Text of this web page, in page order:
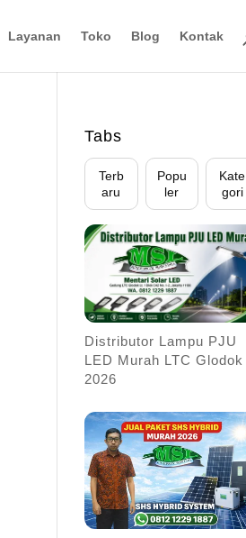
Layanan Toko Blog Kontak
Tabs
Terb
aru
Popu
ler
Kate
gori
Distributor Lampu PJU
LED Murah LTC Glodok
2026